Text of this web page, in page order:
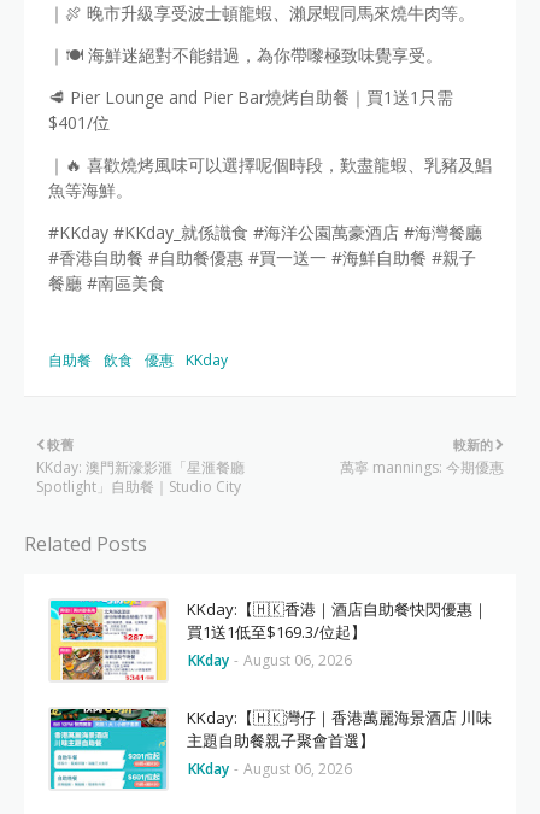
｜🍖 晚市升級享受波士頓龍蝦、瀨尿蝦同馬來燒牛肉等。
｜🍽️ 海鮮迷絕對不能錯過，為你帶嚟極致味覺享受。
🥩 Pier Lounge and Pier Bar燒烤自助餐｜買1送1只需
$401/位
｜🔥 喜歡燒烤風味可以選擇呢個時段，歎盡龍蝦、乳豬及鯧
魚等海鮮。
#KKday #KKday_就係識食 #海洋公園萬豪酒店 #海灣餐廳
#香港自助餐 #自助餐優惠 #買一送一 #海鮮自助餐 #親子
餐廳 #南區美食
自助餐 飲食 優惠 KKday
較新的
萬寧 mannings: 今期優惠
較舊
KKday: 澳門新濠影滙「星滙餐廳
Spotlight」自助餐｜Studio City
Related Posts
KKday:【🇭🇰香港｜酒店自助餐快閃優惠｜
買1送1低至$169.3/位起】
KKday - August 06, 2026
KKday:【🇭🇰灣仔｜香港萬麗海景酒店 川味
主題自助餐親子聚會首選】
KKday - August 06, 2026